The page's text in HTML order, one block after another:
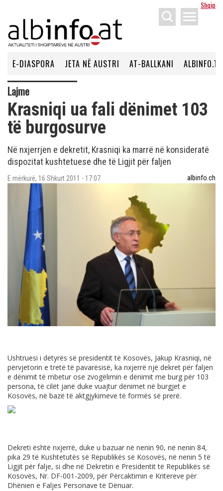
Shqip
menu
E-DIASPORA JETA NË AUSTRI AT-BALLKANI ALBINFO.TV
Lajme
Krasniqi ua fali dënimet 103
të burgosurve
Në nxjerrjen e dekretit, Krasniqi ka marrë në konsideratë
dispozitat kushtetuese dhe të Ligjit për faljen
E mërkurë, 16 Shkurt 2011 - 17:07 albinfo.ch
Ushtruesi i detyrës së presidentit të Kosovës, Jakup Krasniqi, në
përvjetorin e tretë të pavarësisë, ka nxjerrë një dekret për faljen
e dënimit të mbetur ose zvogëlimin e dënimit me burg për 103
persona, të cilët janë duke vuajtur dënimet në burgjet e
Kosovës, në bazë të aktgjykimeve të formës së prerë.
Dekreti është nxjerrë, duke u bazuar në nenin 90, në nenin 84,
pika 29 të Kushtetutës së Republikës së Kosovës, në nenin 5 të
Ligjit për falje, si dhe në Dekretin e Presidentit të Republikës së
Kosovës, Nr. DF-001-2009, për Përcaktimin e Kritereve për
Dhënien e Faljes Personave të Dënuar.